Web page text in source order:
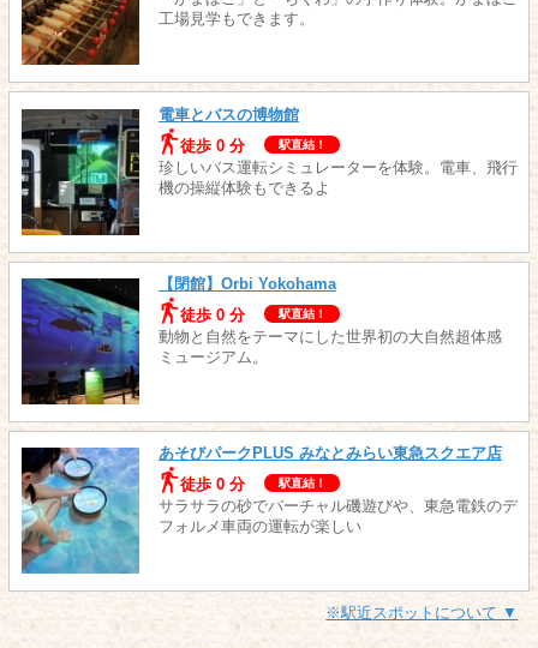
工場見学もできます。
電車とバスの博物館
徒歩 0 分
駅直結！
珍しいバス運転シミュレーターを体験。電車、飛行
機の操縦体験もできるよ
【閉館】Orbi Yokohama
徒歩 0 分
駅直結！
動物と自然をテーマにした世界初の大自然超体感
ミュージアム。
あそびパークPLUS みなとみらい東急スクエア店
徒歩 0 分
駅直結！
サラサラの砂でバーチャル磯遊びや、東急電鉄のデ
フォルメ車両の運転が楽しい
※駅近スポットについて ▼